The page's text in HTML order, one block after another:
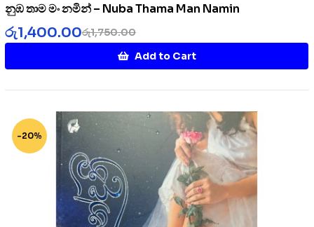
නුඹ තාම මං නමින් – Nuba Thama Man Namin
රු1,750.00
රු1,400.00
Add to Cart
-20%